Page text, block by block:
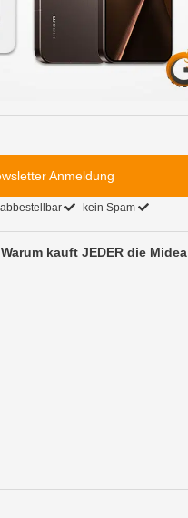
Anmeldung
kein Spam
kauft JEDER die Midea